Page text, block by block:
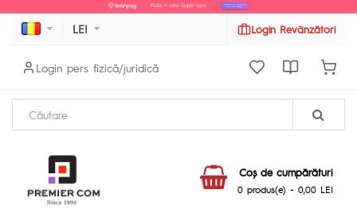
LEI Login Revânzători
Login pers fizică/juridică
Coş de cumpărături
0 produs(e) - 0,00 LEI